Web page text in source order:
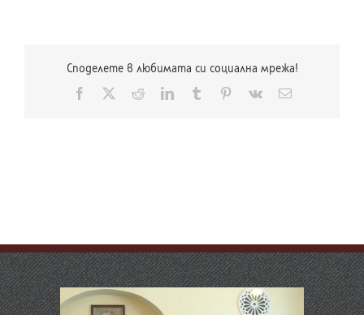
Споделете в любимата си социална мрежа!
Facebook RedditLinkedInTumblr Pinterest
Vk
Електронна